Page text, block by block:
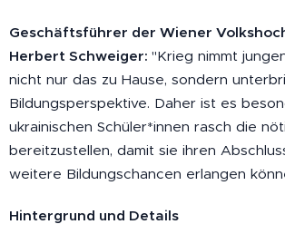
Geschäftsführer der Wiener
Herbert Schweiger: "Krieg nimmt
nicht nur das zu Hause, sondern
Bildungsperspektive. Daher ist es
ukrainischen Schüler*innen rasch die
bereitzustellen, damit sie ihren
weitere Bildungschancen erlangen
Hintergrund und Details